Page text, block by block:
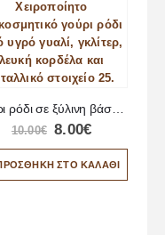
Γούρι ρόδι σε ξύλινη βάση σε ασημί χρώμα
10.00€ 8.00€
ΣΤΟ ΚΑΛΆΘΙ